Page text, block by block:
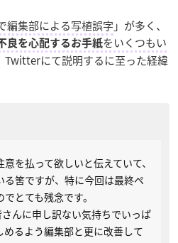
編集部による写植誤字 」が多く、
良を心配するお手紙をいくつもい
Twitterにて説明するに至った経緯
を払って欲しいと伝えていて、
筈ですが、特に今回は最終ペ
とても残念です。
んに申し訳ない気持ちでいっぱ
るよう編集部と更に改善して